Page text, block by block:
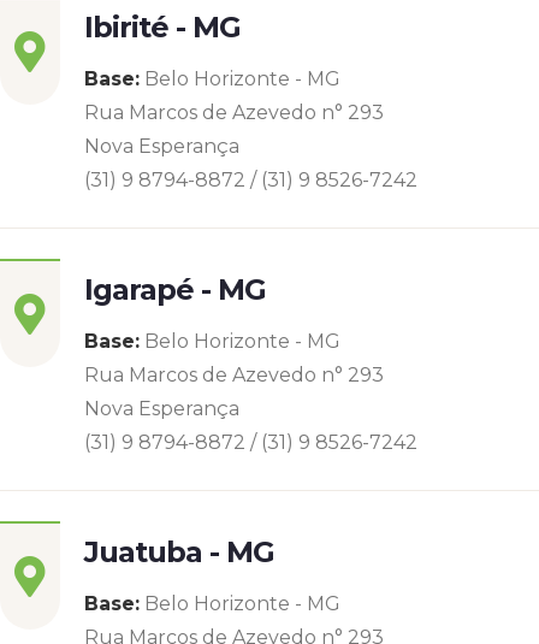
Ibirité - MG
Base: Belo Horizonte - MG
Rua Marcos de Azevedo n° 293
Nova Esperança
(31) 9 8794-8872 / (31) 9 8526-7242
Igarapé - MG
Base: Belo Horizonte - MG
Rua Marcos de Azevedo n° 293
Nova Esperança
(31) 9 8794-8872 / (31) 9 8526-7242
Juatuba - MG
Base: Belo Horizonte - MG
Rua Marcos de Azevedo n° 293